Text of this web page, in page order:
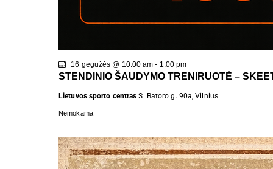
STENDINIO ŠAUDYMO TRENIRUOTĖ –
16 gegužės @ 10:00 am - 1:00 pm
Lietuvos sporto centrasS. Batoro g. 90a, Vilnius
Nemokama